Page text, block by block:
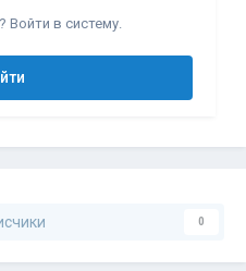
Войти в систему.
0